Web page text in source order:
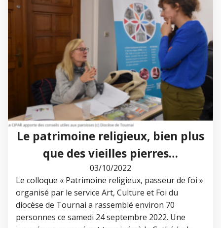
Le patrimoine religieux, bien plus
que des vieilles pierres…
03/10/2022
Le colloque « Patrimoine religieux, passeur de foi »
organisé par le service Art, Culture et Foi du
diocèse de Tournai a rassemblé environ 70
personnes ce samedi 24 septembre 2022. Une